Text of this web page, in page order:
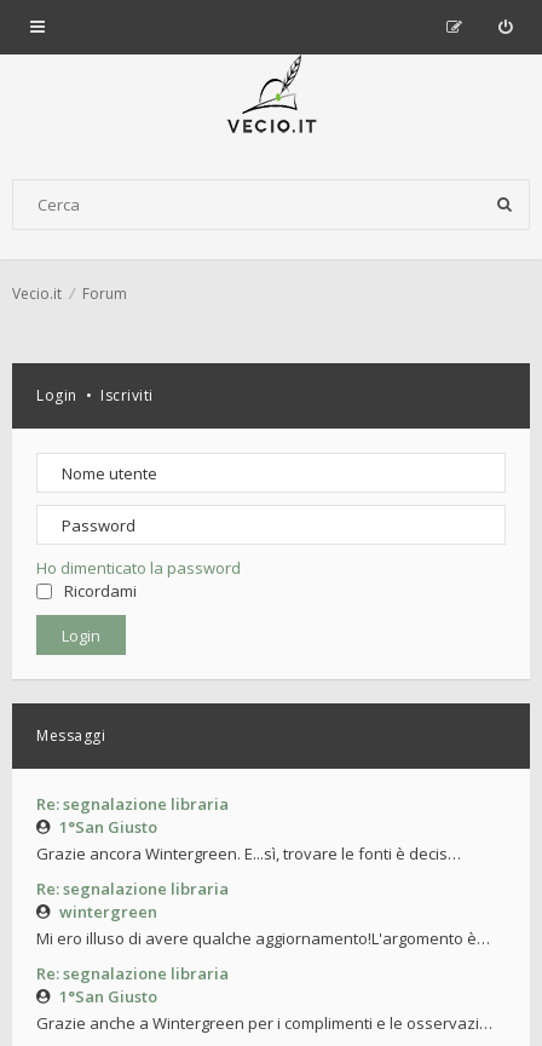
Vecio.it Forum
Login • Iscriviti
Ho dimenticato la password
Ricordami
Messaggi
Re: segnalazione libraria
1°San Giusto
Grazie ancora Wintergreen. E...sì, trovare le fonti è decis…
Re: segnalazione libraria
wintergreen
Mi ero illuso di avere qualche aggiornamento!L'argomento è…
Re: segnalazione libraria
1°San Giusto
Grazie anche a Wintergreen per i complimenti e le osservazi…